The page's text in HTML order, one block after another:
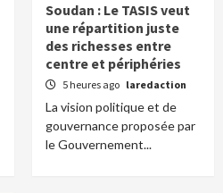
Soudan : Le TASIS veut
une répartition juste
des richesses entre
centre et périphéries
5 heures ago laredaction
La vision politique et de
gouvernance proposée par
le Gouvernement...